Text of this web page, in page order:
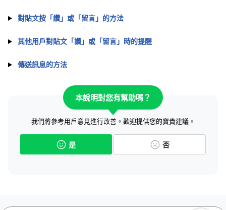
對貼文按「讚」或「留言」的方法
其他用戶對貼文「讚」或「留言」時的提醒
傳送訊息的方法
本說明對您有幫助嗎？
我們將參考用戶意見進行改善。歡迎提供您的寶貴建議。
是 否